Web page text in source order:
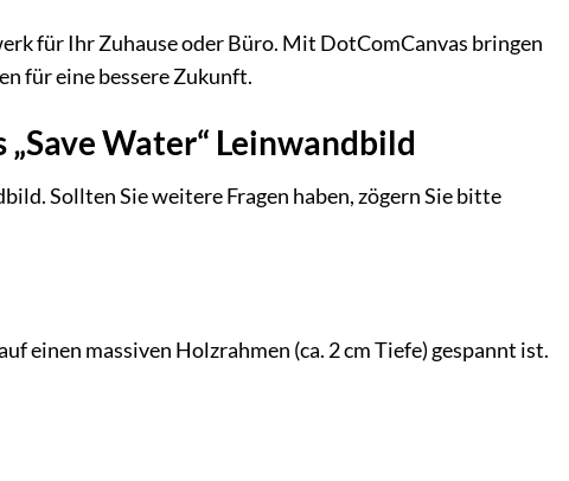
für Ihr Zuhause oder Büro. Mit DotComCanvas bringen
für eine bessere Zukunft.
Water“ Leinwandbild
Sollten Sie weitere Fragen haben, zögern Sie bitte
einen massiven Holzrahmen (ca. 2 cm Tiefe) gespannt ist.